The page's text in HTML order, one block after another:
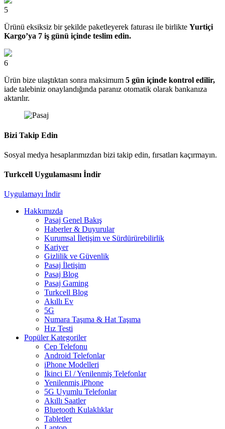
5
Ürünü eksiksiz bir şekilde paketleyerek faturası ile birlikte Yurtiçi
Kargo’ya 7 iş günü içinde teslim edin.
6
Ürün bize ulaştıktan sonra maksimum 5 gün içinde kontrol edilir,
iade talebiniz onaylandığında paranız otomatik olarak bankanıza
aktarılır.
Bizi Takip Edin
Sosyal medya hesaplarımızdan bizi takip edin, fırsatları kaçırmayın.
Turkcell Uygulamasını İndir
Uygulamayı İndir
Hakkımızda
Pasaj Genel Bakış
Haberler & Duyurular
Kurumsal İletişim ve Sürdürürebilirlik
Kariyer
Gizlilik ve Güvenlik
Pasaj İletişim
Pasaj Blog
Pasaj Gaming
Turkcell Blog
Akıllı Ev
5G
Numara Taşıma & Hat Taşıma
Hız Testi
Popüler Kategoriler
Cep Telefonu
Android Telefonlar
iPhone Modelleri
İkinci El / Yenilenmiş Telefonlar
Yenilenmiş iPhone
5G Uyumlu Telefonlar
Akıllı Saatler
Bluetooth Kulaklıklar
Tabletler